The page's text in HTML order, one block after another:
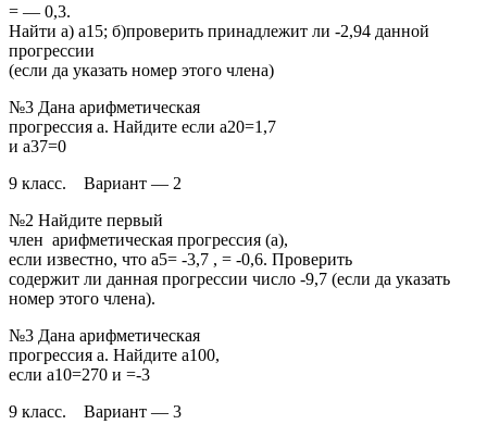
= — 0,3.
Найти а) а15; б)проверить принадлежит ли -2,94 данной
прогрессии
(если да указать номер этого члена)
№3 Дана арифметическая
прогрессия а. Найдите если а20=1,7
и а37=0
9 класс. Вариант — 2
№2 Найдите первый
член арифметическая прогрессия (а),
если известно, что а5= -3,7 , = -0,6. Проверить
содержит ли данная прогрессии число -9,7 (если да указать
номер этого члена).
№3 Дана арифметическая
прогрессия а. Найдите а100,
если а10=270 и =-3
9 класс. Вариант — 3